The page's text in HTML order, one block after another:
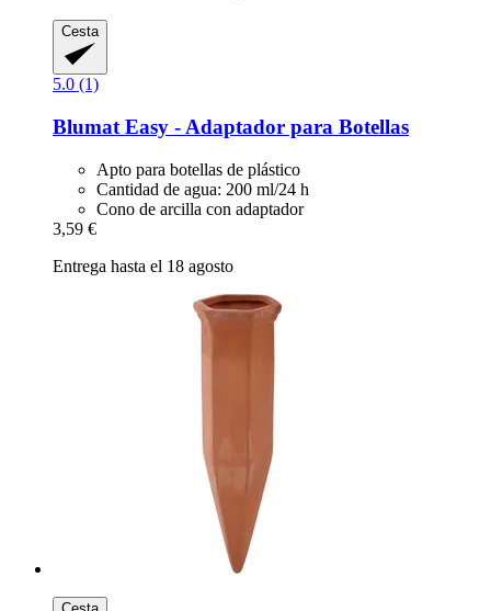
Cesta
5.0 (1)
Blumat Easy -​ Adaptador para Botellas
Apto para botellas de plástico
Cantidad de agua: 200 ml/24 h
Cono de arcilla con adaptador
3,59 €
Entrega hasta el 18 agosto